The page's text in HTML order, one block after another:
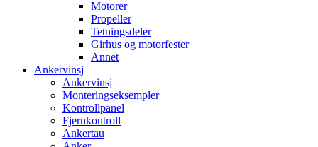
Motorer
Propeller
Tetningsdeler
Girhus og motorfester
Annet
Ankervinsj
Ankervinsj
Monteringseksempler
Kontrollpanel
Fjernkontroll
Ankertau